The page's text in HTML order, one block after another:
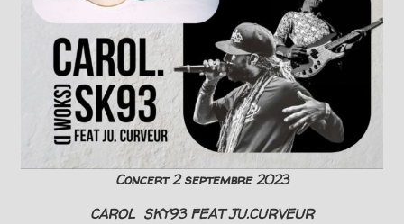
Concert 2 septembre 2023
CAROL SKY93 FEAT JU.CURVEUR